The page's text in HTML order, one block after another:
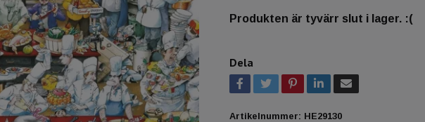
Produkten är tyvärr slut i lager. :(
Dela
Artikelnummer: HE29130